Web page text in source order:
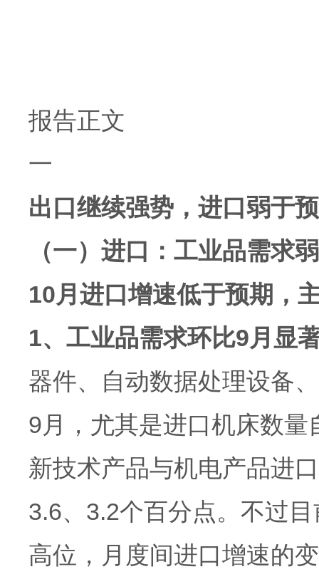
报告正文
一
出口继续强势，进口弱于
（一）进口：工业品需求
10月进口增速低于预期，
1、工业品需求环比9月显
器件、自动数据处理设备
9月，尤其是进口机床数
新技术产品与机电产品进
3.6、3.2个百分点。不过
高位，月度间进口增速的